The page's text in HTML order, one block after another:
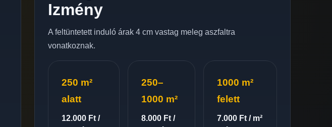
Izmény
A feltüntetett induló árak 4 cm vastag meleg aszfaltra
vonatkoznak.
250 m²
alatt
12.000 Ft /
250–
1000 m²
8.000 Ft /
1000 m²
felett
7.000 Ft / m²